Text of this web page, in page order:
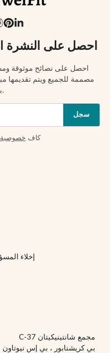
احصل على النشرة
احصل على نصائح موثوقة
مصممة للجميع ويتم تقديمها
بك.
سجل
كاف خصوصية
❗ إخلاء
مجمع شانتينيكيتان C-37
بي كريشنابور ، بي إس نيوتاون